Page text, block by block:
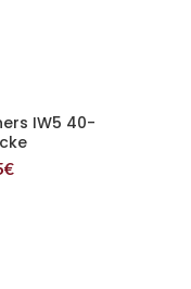
IW5 40-
€